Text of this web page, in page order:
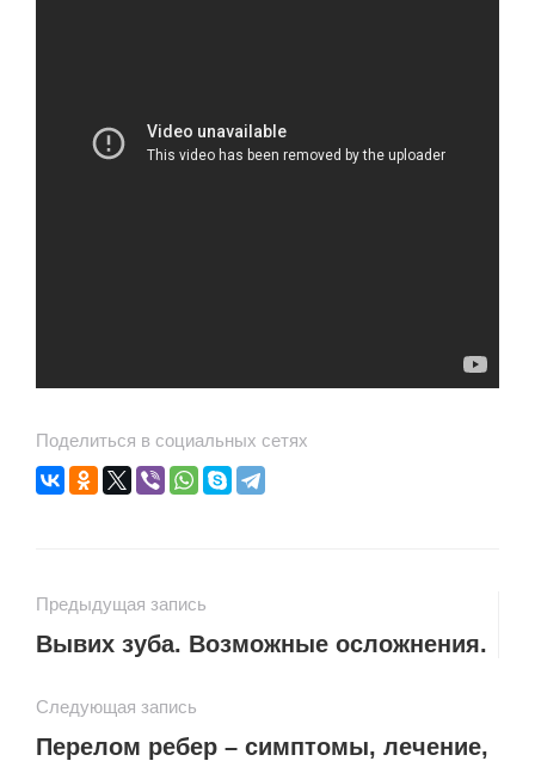
Поделиться в социальных сетях
Предыдущая запись
Вывих зуба. Возможные осложнения.
Следующая запись
Перелом ребер – симптомы, лечение,